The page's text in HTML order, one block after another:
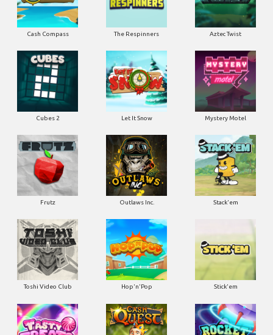
Cash Compass The Respinners Aztec Twist
Cubes 2 Let It Snow Mystery Motel
Frutz Outlaws Inc. Stack'em
Toshi Video Club Hop'n'Pop Stick'em